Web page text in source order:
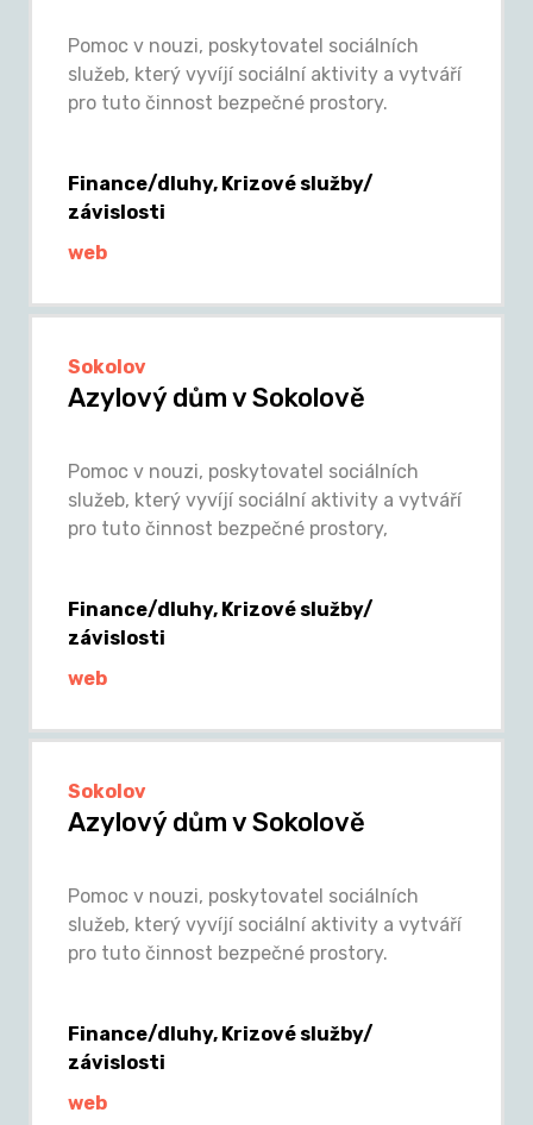
Pomoc v nouzi, poskytovatel sociálních
služeb, který vyvíjí sociální aktivity a vytváří
pro tuto činnost bezpečné prostory.
Finance/dluhy, Krizové služby/
závislosti
web
Sokolov
Azylový dům v Sokolově
Pomoc v nouzi, poskytovatel sociálních
služeb, který vyvíjí sociální aktivity a vytváří
pro tuto činnost bezpečné prostory,
Finance/dluhy, Krizové služby/
závislosti
web
Sokolov
Azylový dům v Sokolově
Pomoc v nouzi, poskytovatel sociálních
služeb, který vyvíjí sociální aktivity a vytváří
pro tuto činnost bezpečné prostory.
Finance/dluhy, Krizové služby/
závislosti
web